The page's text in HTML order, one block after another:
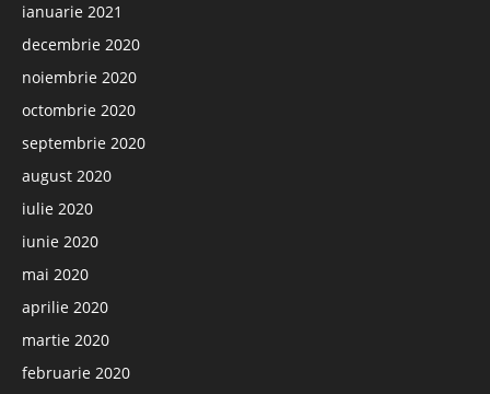
ianuarie 2021
decembrie 2020
noiembrie 2020
octombrie 2020
septembrie 2020
august 2020
iulie 2020
iunie 2020
mai 2020
aprilie 2020
martie 2020
februarie 2020